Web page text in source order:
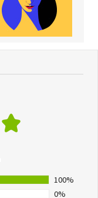
100%
0%